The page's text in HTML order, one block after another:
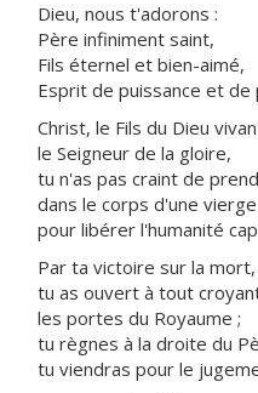
Dieu, nous t'adorons :
Père infiniment saint,
Fils éternel et bien-aimé,
Esprit de puissance et de
Christ, le Fils du Dieu
le Seigneur de la gloire,
tu n'as pas craint de
dans le corps d'une vierge
pour libérer l'humanité
Par ta victoire sur la mort,
tu as ouvert à tout
les portes du Royaume ;
tu règnes à la droite du
tu viendras pour le